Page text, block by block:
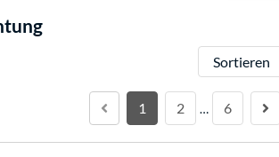
Sortieren
1 2 … 6